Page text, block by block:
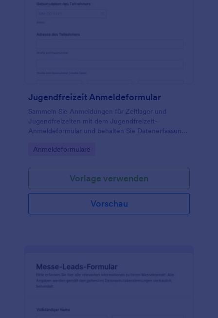
Jugendfreizeit Anmeldeformular
Sammeln Sie Anmeldungen für Zeltlager und
Jugendfreizeiten mit dem Jugendfreizeit-
Anmeldeformular und behalten Sie Datenerfassung,
organisatorische Angaben an einem Ort.
Go to Category:
Anmeldeformulare
Vorlage verwenden
Vorschau